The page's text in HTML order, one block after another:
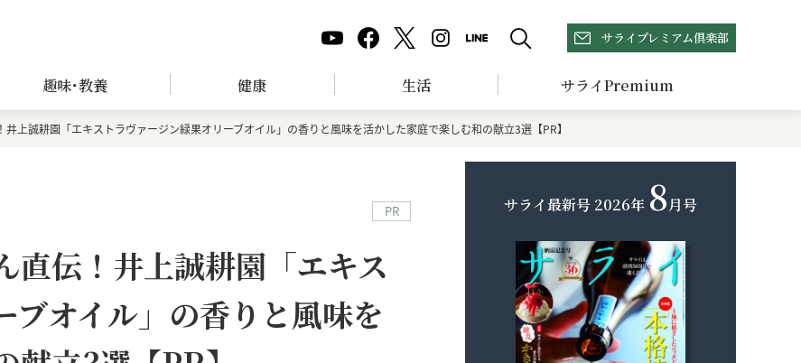
サライプレミアム倶楽部
趣味･教養 健康 生活 サライPremium
井上誠耕園「エキストラヴァージン緑果オリーブオイル」の香りと風味を活かした家庭で楽しむ和の献立3選【PR】
直伝！井上誠耕園「エキス
ブオイル」の香りと風味を
PR サライ最新号 2026年 8月号